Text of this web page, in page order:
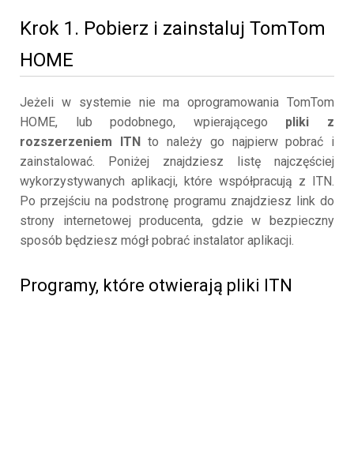
Krok 1. Pobierz i zainstaluj TomTom
HOME
Jeżeli w systemie nie ma oprogramowania TomTom
HOME, lub podobnego, wpierającego pliki z
rozszerzeniem ITNto należy go najpierw pobrać i
zainstalować. Poniżej znajdziesz listę najczęściej
wykorzystywanych aplikacji, które współpracują z ITN.
Po przejściu na podstronę programu znajdziesz link do
strony internetowej producenta, gdzie w bezpieczny
sposób będziesz mógł pobrać instalator aplikacji.
Programy, które otwierają pliki ITN